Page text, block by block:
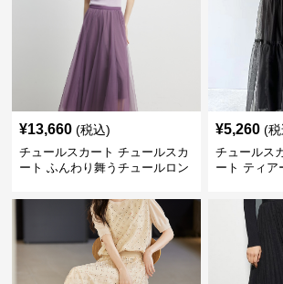
¥13,660 (税込)
チュールスカート チュールスカ
ート ふんわり舞うチュールロン
¥5,260 (
チュールス
ート ティア